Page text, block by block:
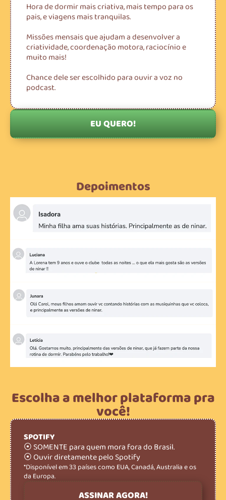
Hora de dormir mais criativa, mais tempo para os
pais, e viagens mais tranquilas.
Missões mensais que ajudam a desenvolver a
criatividade, coordenação motora, raciocínio e
muito mais!
Chance dele ser escolhido para ouvir a voz no
podcast.
EU QUERO!
Depoimentos
Escolha a melhor plataforma pra
você!
SPOTIFY
⦿ SOMENTE para quem mora fora do Brasil.
⦿ Ouvir diretamente pelo Spotify
*Disponível em 33 países como EUA, Canadá, Australia e os
da Europa.
ASSINAR AGORA!